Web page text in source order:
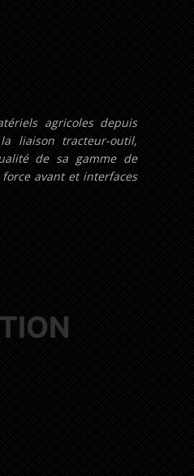
agricoles depuis
liaison tracteur-outil,
de sa gamme de
avant et interfaces